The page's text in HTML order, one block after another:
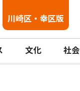
川崎区・幸区版
文化 社会